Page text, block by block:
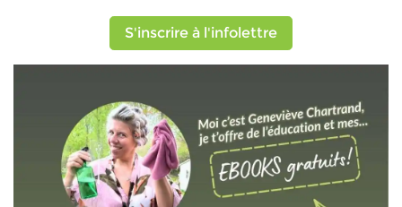
S'inscrire à l'infolettre